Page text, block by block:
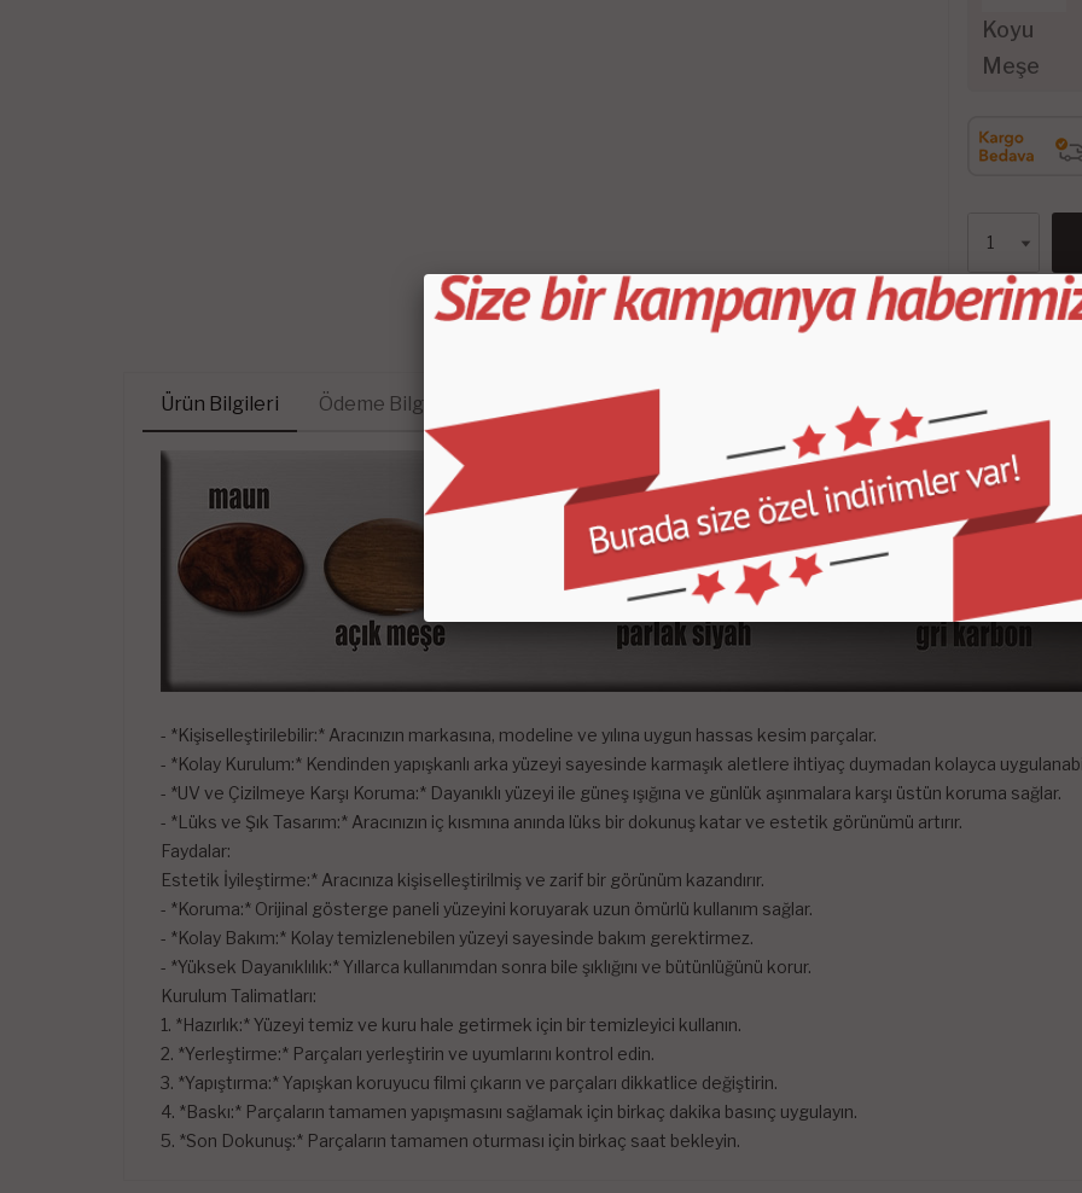
Koyu
Meşe
En geç 11
Ürün Bilgileri Ödeme Bilgileri Müteri Yorumları
- *Kişiselleştirilebilir:* Aracınızın markasına, modeline ve yılına uygun hassas kesim parçalar.
- *Kolay Kurulum:* Kendinden yapışkanlı arka yüzeyi sayesinde karmaşık aletlere ihtiyaç duymadan kolayca
- *UV ve Çizilmeye Karşı Koruma:* Dayanıklı yüzeyi ile güneş ışığına ve günlük aşınmalara karşı üstün koruma sağlar.
- *Lüks ve Şık Tasarım:* Aracınızın iç kısmına anında lüks bir dokunuş katar ve estetik görünümü artırır.
Faydalar:
Estetik İyileştirme:* Aracınıza kişiselleştirilmiş ve zarif bir görünüm kazandırır.
- *Koruma:* Orijinal gösterge paneli yüzeyini koruyarak uzun ömürlü kullanım sağlar.
- *Kolay Bakım:* Kolay temizlenebilen yüzeyi sayesinde bakım gerektirmez.
- *Yüksek Dayanıklılık:* Yıllarca kullanımdan sonra bile şıklığını ve bütünlüğünü korur.
Kurulum Talimatları:
1. *Hazırlık:* Yüzeyi temiz ve kuru hale getirmek için bir temizleyici kullanın.
2. *Yerleştirme:* Parçaları yerleştirin ve uyumlarını kontrol edin.
3. *Yapıştırma:* Yapışkan koruyucu filmi çıkarın ve parçaları dikkatlice değiştirin.
4. *Baskı:* Parçaların tamamen yapışmasını sağlamak için birkaç dakika basınç uygulayın.
5. *Son Dokunuş:* Parçaların tamamen oturması için birkaç saat bekleyin.